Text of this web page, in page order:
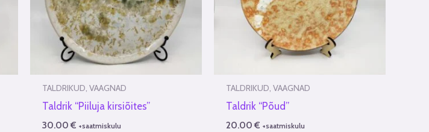
TALDRIKUD, VAAGNAD
Taldrik “Piiluja kirsiõites”
30.00€ +saatmiskulu
TALDRIKUD, VAAGNAD
Taldrik “Põud”
20.00€ +saatmiskulu